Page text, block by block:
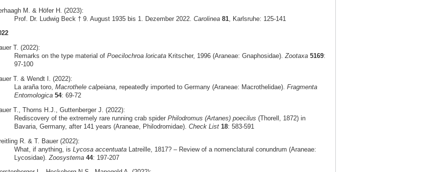
M. & Höfer H. (2023):
Prof. Dr. Ludwig Beck † 9. August 1935 bis 1. Dezember 2022. Carolinea 81, Karlsruhe: 125-141
T. (2022):
Remarks on the type material of Poecilochroa loricataKritscher, 1996 (Araneae: Gnaphosidae).Zootaxa 5169:
97-100
T. & Wendt I. (2022):
La araña toro, Macrothele calpeiana, repeatedly imported to Germany (Araneae: Macrothelidae). Fragmenta
Entomologica 54: 69-72
T., Thorns H.J., Guttenberger J. (2022):
Rediscovery of the extremely rare running crab spider Philodromus (Artanes) poecilus (Thorell, 1872) in
Bavaria, Germany, after 141 years (Araneae, Philodromidae). Check List 18: 583-591
R. & T. Bauer (2022):
What, if anything, is Lycosa accentuataLatreille, 1817? – Review of a nomenclatural conundrum (Araneae:
Lycosidae). Zoosystema 44: 197-207